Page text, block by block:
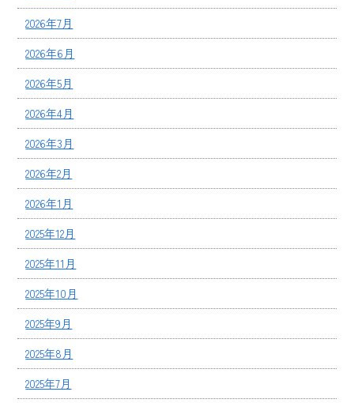
2026年7月
2026年6月
2026年5月
2026年4月
2026年3月
2026年2月
2026年1月
2025年12月
2025年11月
2025年10月
2025年9月
2025年8月
2025年7月